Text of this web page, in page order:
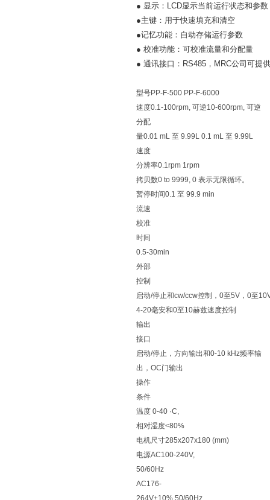
● 显示：LCD显示当前运行状态和参数
●主键：用于快速填充和清空
●记忆功能：自动存储运行参数
● 校准功能：可校准流量和分配量
● 通讯接口：RS485，MRC公司可提
型号PP-F-500 PP-F-6000
速度0.1-100rpm, 可逆10-600rpm, 可逆
分配
量0.01 mL 至 9.99L 0.1 mL 至 9.99L
速度
分辨率0.1rpm 1rpm
拷贝数0 to 9999, 0 表示无限循环。
暂停时间0.1 至 99.9 min
流速
校准
时间
0.5-30min
外部
控制
启动/停止和cw/ccw控制，0至5V，0至
4-20毫安和0至10赫兹速度控制
输出
接口
启动/停止，方向输出和0-10 kHz频率输
出，OC门输出
操作
条件
温度 0-40 ·C,
相对湿度<80%
电机尺寸285x207x180 (mm)
电源AC100-240V,
50/60Hz
AC176-
264V±10%,50/60Hz